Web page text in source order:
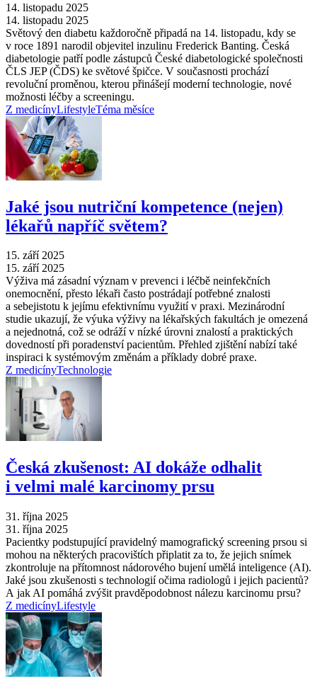
14. listopadu 2025
14. listopadu 2025
Světový den diabetu každoročně připadá na 14. listopadu, kdy se
v roce 1891 narodil objevitel inzulinu Frederick Banting. Česká
diabetologie patří podle zástupců České diabetologické společnosti
ČLS JEP (ČDS) ke světové špičce. V současnosti prochází
revoluční proměnou, kterou přinášejí moderní technologie, nové
možnosti léčby a screeningu.
Z medicínyLifestyleTéma měsíce
Jaké jsou nutriční kompetence (nejen)
lékařů napříč světem?
15. září 2025
15. září 2025
Výživa má zásadní význam v prevenci i léčbě neinfekčních
onemocnění, přesto lékaři často postrádají potřebné znalosti
a sebejistotu k jejímu efektivnímu využití v praxi. Mezinárodní
studie ukazují, že výuka výživy na lékařských fakultách je omezená
a nejednotná, což se odráží v nízké úrovni znalostí a praktických
dovedností při poradenství pacientům. Přehled zjištění nabízí také
inspiraci k systémovým změnám a příklady dobré praxe.
Z medicínyTechnologie
Česká zkušenost: AI dokáže odhalit
i velmi malé karcinomy prsu
31. října 2025
31. října 2025
Pacientky podstupující pravidelný mamografický screening prsou si
mohou na některých pracovištích připlatit za to, že jejich snímek
zkontroluje na přítomnost nádorového bujení umělá inteligence (AI).
Jaké jsou zkušenosti s technologií očima radiologů i jejich pacientů?
A jak AI pomáhá zvýšit pravděpodobnost nálezu karcinomu prsu?
Z medicínyLifestyle